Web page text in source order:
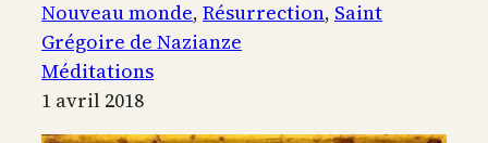
Heureux
commencement
du
nouveau
Nouveau monde, Résurrection, Saint
Grégoire de Nazianze
Méditations
1 avril 2018